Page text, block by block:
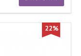
22%